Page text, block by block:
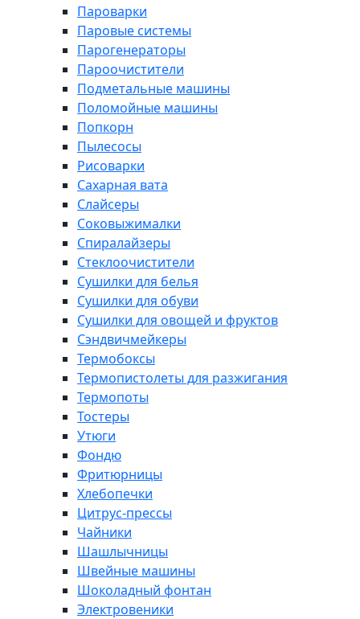
Пароварки
Паровые системы
Парогенераторы
Пароочистители
Подметальные машины
Поломойные машины
Попкорн
Пылесосы
Рисоварки
Сахарная вата
Слайсеры
Соковыжималки
Спиралайзеры
Стеклоочистители
Сушилки для белья
Сушилки для обуви
Сушилки для овощей и фруктов
Сэндвичмейкеры
Термобоксы
Термопистолеты для разжигания
Термопоты
Тостеры
Утюги
Фондю
Фритюрницы
Хлебопечки
Цитрус-прессы
Чайники
Шашлычницы
Швейные машины
Шоколадный фонтан
Электровеники